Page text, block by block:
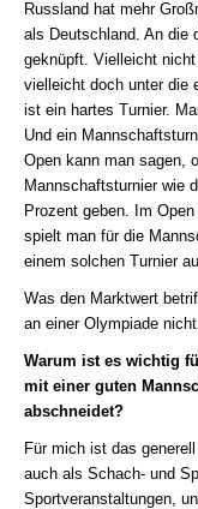
Russland hat mehr
als Deutschland. An die
geknüpft. Vielleicht
vielleicht doch unter die
ist ein hartes Turnier.
Und ein
Open kann man sagen,
Mannschaftsturnier wie
Prozent geben. Im
spielt man für die
einem solchen Turnier
Was den Marktwert
an einer Olympiade
Warum ist es wichtig
mit einer guten
abschneidet?
Für mich ist das
auch als Schach- und
Sportveranstaltungen,